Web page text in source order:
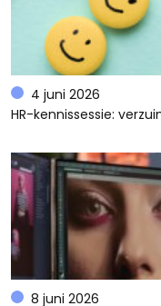
4 juni 2026
HR-kennissessie:
8 juni 2026